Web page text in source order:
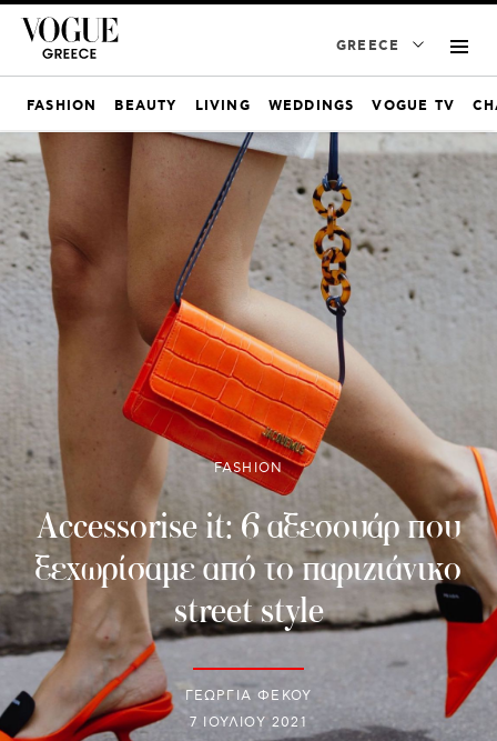
GREECE
FASHION BEAUTY LIVING WEDDINGS VOGUE TV
FASHION
Accessorise it: 6 αξεσουάρ που
ξεχωρίσαμε από το παριζιάνικο
street style
ΓΕΩΡΓΙΑ ΦΕΚΟΥ
7 ΙΟΥΛΊΟΥ 2021